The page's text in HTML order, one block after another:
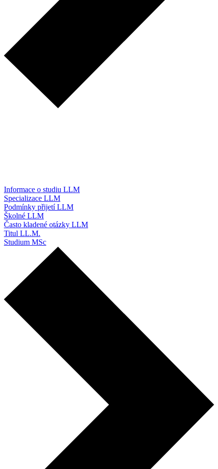
Informace o studiu LLM
Specializace LLM
Podmínky přijetí LLM
Školné LLM
Často kladené otázky LLM
Titul LL.M.
Studium MSc